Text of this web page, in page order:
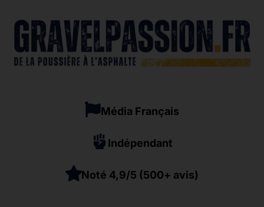
Média Français
Indépendant
Noté 4,9/5 (500+ avis)